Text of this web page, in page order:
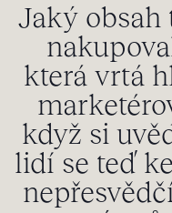
Jaký obsah
která vrtá
když si
lidí se teď